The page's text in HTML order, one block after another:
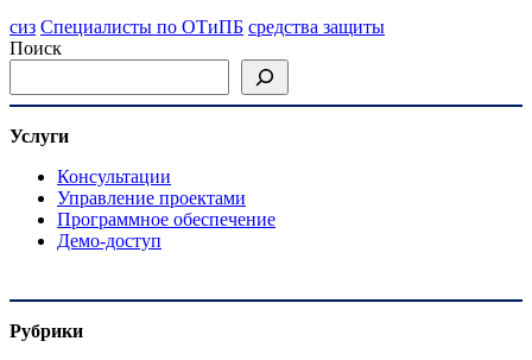
сиз Специалисты по ОТиПБ средства защиты
Поиск
Услуги
Консультации
Управление проектами
Программное обеспечение
Демо-доступ
Рубрики